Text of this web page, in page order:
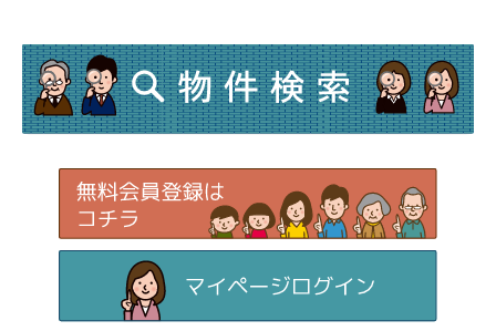
等への対応をさせて頂く場合
その他、ご利用者様に事前にお知らせし、
ご同意を頂いた目的の場合
●上記目的以外の利用について
利用する必要が生じた場合には、法令により
許される場合を除き、その利用について、ご
利用者様の同意を頂くものとします。
（3）個人情報の第三者提供
当社は、ご利用者様の同意なしに第三者へご
利用者様の個人情報の提供は行いません。但